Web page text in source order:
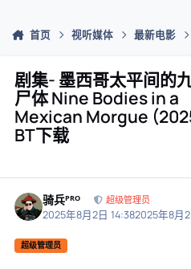
首页 视听媒体 最新电影
剧集- 墨西哥太平间的
尸体 Nine Bodies in a
Mexican Morgue
BT下载
骑兵ᴾᴿᴼ 超级管理员
2025年8月2日 14:382025年8月
超级管理员